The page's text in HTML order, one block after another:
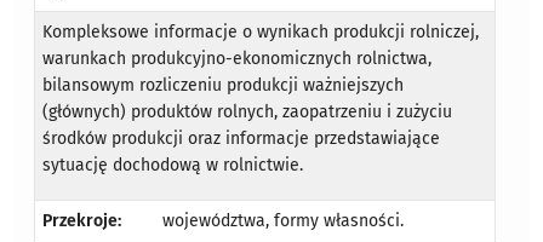
Kompleksowe informacje o wynikach produkcji rolniczej,
warunkach produkcyjno-ekonomicznych rolnictwa,
bilansowym rozliczeniu produkcji ważniejszych
(głównych) produktów rolnych, zaopatrzeniu i zużyciu
środków produkcji oraz informacje przedstawiające
sytuację dochodową w rolnictwie.
Przekroje: województwa, formy własności.